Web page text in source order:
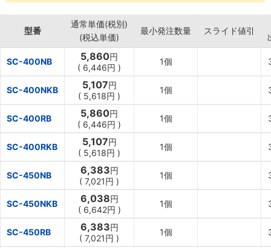
型番
通常単価(税別)
(税込単価)
最小発注数量 スライド値引
SC-400NB 5,860円
( 6,446円 )
1個
SC-400NKB 5,107円
( 5,618円 )
1個
SC-400RB 5,860円
( 6,446円 )
1個
SC-400RKB 5,107円
( 5,618円 )
1個
SC-450NB 6,383円
( 7,021円 )
1個
SC-450NKB 6,038円
( 6,642円 )
1個
SC-450RB 6,383円
( 7,021円 )
1個